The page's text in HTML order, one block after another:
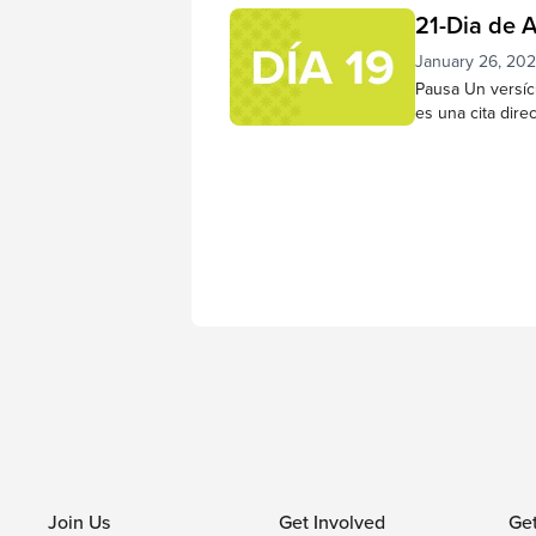
haya crecido
para
tu corazón...
21-Dia de
January 26,
Pausa Un
es una cita
pensamientos
Join Us Get Involved